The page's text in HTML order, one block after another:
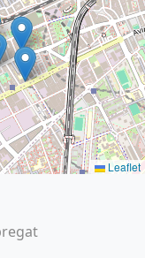
Leaflet